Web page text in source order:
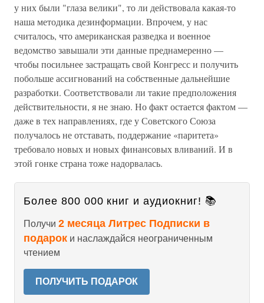
у них были "глаза велики", то ли действовала какая-то
наша методика дезинформации. Впрочем, у нас
считалось, что американская разведка и военное
ведомство завышали эти данные преднамеренно —
чтобы посильнее застращать свой Конгресс и получить
побольше ассигнований на собственные дальнейшие
разработки. Соответствовали ли такие предположения
действительности, я не знаю. Но факт остается фактом —
даже в тех направлениях, где у Советского Союза
получалось не отставать, поддержание «паритета»
требовало новых и новых финансовых вливаний. И в
этой гонке страна тоже надорвалась.
Более 800 000 книг и аудиокниг! 📚
Получи 2 месяца Литрес Подписки в
подарок и наслаждайся неограниченным
чтением
ПОЛУЧИТЬ ПОДАРОК